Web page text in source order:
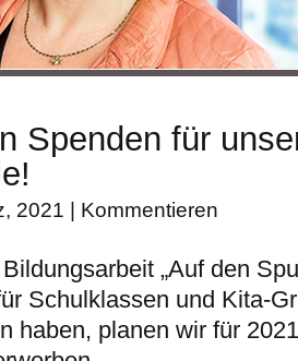
Spenden für
2021 | Kommentieren
„Auf den
Schulklassen und Kita-
haben, planen wir für